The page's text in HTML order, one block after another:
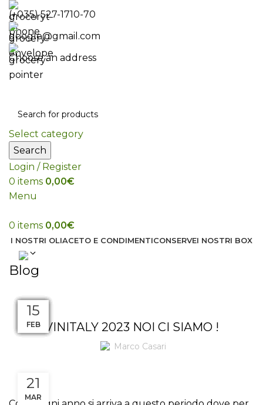
(+035) 527-1710-70
google@gmail.com
Choose an address
Select category
Search
Login / Register
0 items 0,00€
Menu
0 items 0,00€
I NOSTRI OLIACETO E CONDIMENTICONSERVEI NOSTRI BOX
Blog
VINITALY 2023 NOI CI SIAMO !
Marco Casari
21
MAR
03
GEN
06
SET
14
GIU
07
APR
30
MAR
08
MAR
28
FEB
22
FEB
21
FEB
15
FEB